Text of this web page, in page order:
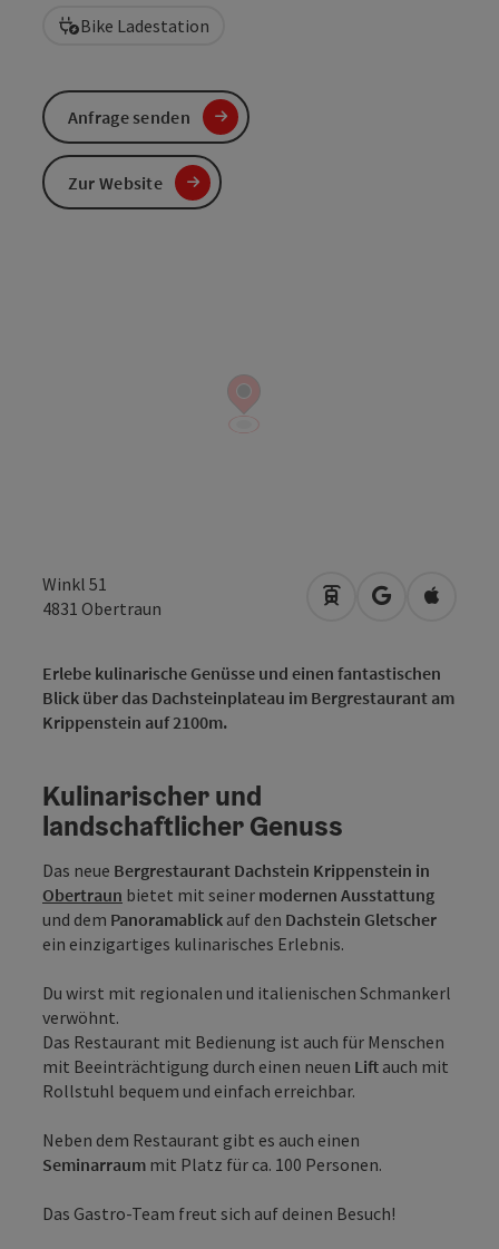
Bike Ladestation
Winkl 51
4831 Obertraun Anreise mit
in Google
in
Erlebe kulinarische Genüsse und einen fantastischen
Blick über das Dachsteinplateau im Bergrestaurant am
Krippenstein auf 2100m.
Kulinarischer und
landschaftlicher Genuss
Das neue Bergrestaurant Dachstein Krippenstein in
Obertraun bietet mit seiner modernen Ausstattung
und dem Panoramablick auf den Dachstein Gletscher
ein einzigartiges kulinarisches Erlebnis.
Du wirst mit regionalen und italienischen Schmankerl
verwöhnt.
Das Restaurant mit Bedienung ist auch für Menschen
mit Beeinträchtigung durch einen neuen Lift auch mit
Rollstuhl bequem und einfach erreichbar.
Neben dem Restaurant gibt es auch einen
Seminarraum mit Platz für ca. 100 Personen.
Das Gastro-Team freut sich auf deinen Besuch!
Anfrage senden
Zur Website